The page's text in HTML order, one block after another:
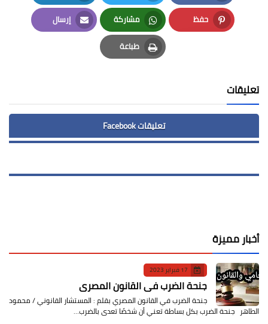
Facebook
Twitter
LinkedIn
حفظ
Pinterest
مشاركة
Whatsapp
إرسال
Email
طباعة
Print
تعليقات
تعليقات Facebook
أخبار مميزة
17 فبراير 2023
جنحة الضرب في القانون المصري
جنحة الضرب في القانون المصري بقلم : المستشار القانوني / محمود
الطاهر جنحة الضرب بكل بساطة تعني أن شخصًا تعدى بالضرب…